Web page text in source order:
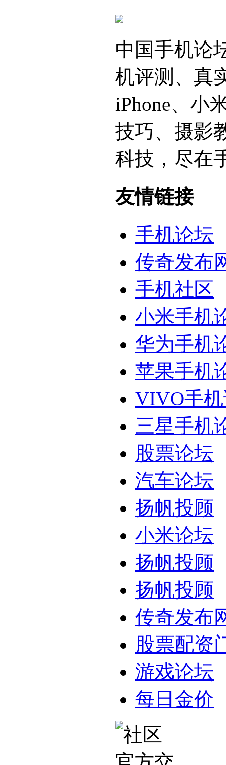
中国手机论
机评测、真
iPhone、小
技巧、摄影
科技，尽在
友情链接
手机论坛
传奇发布
手机社区
小米手机
华为手机
苹果手机
VIVO手
三星手机
股票论坛
汽车论坛
扬帆投顾
小米论坛
扬帆投顾
扬帆投顾
传奇发布
股票配资
游戏论坛
每日金价